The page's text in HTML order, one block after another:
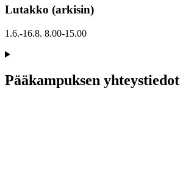
Lutakko (arkisin)
1.6.-16.8. 8.00-15.00
Pääkampuksen yhteystiedot